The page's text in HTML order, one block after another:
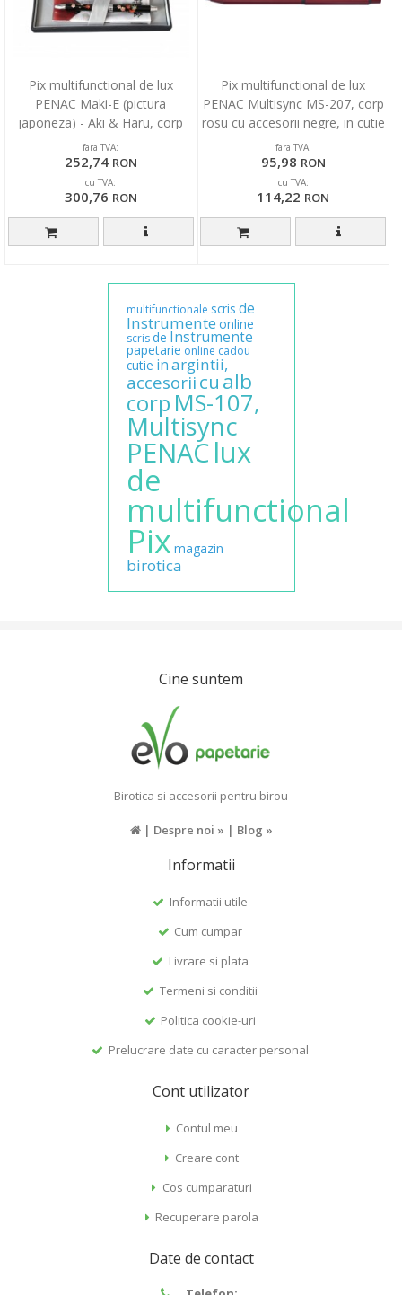
Pix multifunctional de lux
PENAC Maki-E (pictura
japoneza) - Aki & Haru, corp
negru, in cutie cadou
fara TVA:
252,74 RON
cu TVA:
300,76 RON
Pix multifunctional de lux
PENAC Multisync MS-207, corp
rosu cu accesorii negre, in cutie
cadou
fara TVA:
95,98 RON
cu TVA:
114,22 RON
multifunctionale scris de
Instrumenteonline
scris de Instrumente
papetarie online cadou
cutie inargintii,
accesoriicu alb
corp MS-107,
Multisync
PENAClux
de
multifunctional
Pix magazin
birotica
Cine suntem
Birotica si accesorii pentru birou
| Despre noi » | Blog »
Informatii
Informatii utile
Cum cumpar
Livrare si plata
Termeni si conditii
Politica cookie-uri
Prelucrare date cu caracter personal
Cont utilizator
Contul meu
Creare cont
Cos cumparaturi
Recuperare parola
Date de contact